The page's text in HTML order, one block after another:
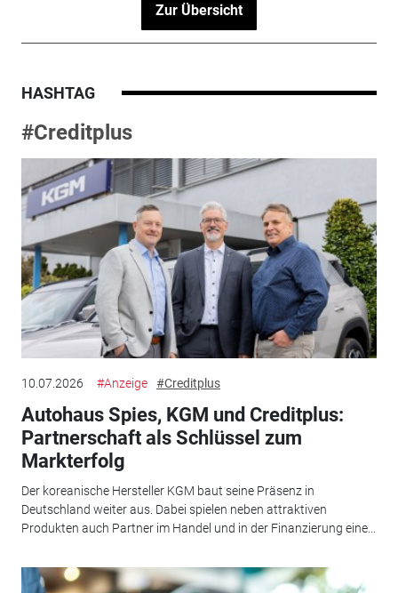
Zur Übersicht
HASHTAG
#Creditplus
10.07.2026 #Anzeige #Creditplus
Autohaus Spies, KGM und Creditplus:
Partnerschaft als Schlüssel zum
Markterfolg
Der koreanische Hersteller KGM baut seine Präsenz in
Deutschland weiter aus. Dabei spielen neben attraktiven
Produkten auch Partner im Handel und in der Finanzierung eine...